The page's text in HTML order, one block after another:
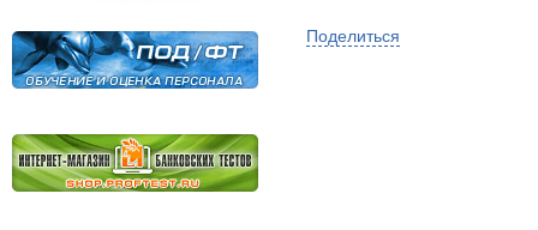
Поделиться